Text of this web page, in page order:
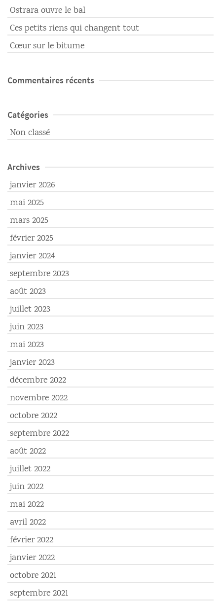
Ostrara ouvre le bal
Ces petits riens qui changent tout
Cœur sur le bitume
Commentaires récents
Catégories
Non classé
Archives
janvier 2026
mai 2025
mars 2025
février 2025
janvier 2024
septembre 2023
août 2023
juillet 2023
juin 2023
mai 2023
janvier 2023
décembre 2022
novembre 2022
octobre 2022
septembre 2022
août 2022
juillet 2022
juin 2022
mai 2022
avril 2022
février 2022
janvier 2022
octobre 2021
septembre 2021